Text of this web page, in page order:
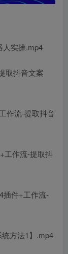
人实操.mp4
取抖音文案
作流-提取抖音
工作流-提取抖
插件+工作流-
方法1】.mp4